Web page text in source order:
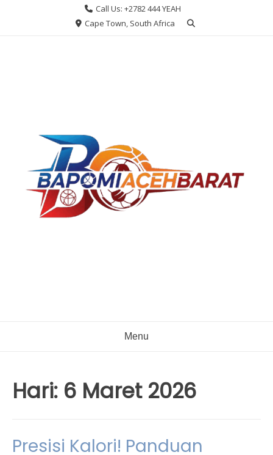
Call Us: +2782 444 YEAH
Cape Town, South Africa
Menu
Hari: 6 Maret 2026
Presisi Kalori! Panduan